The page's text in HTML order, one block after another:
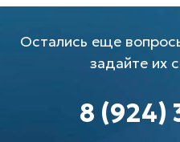
Остались еще
задайте их
8 (924)